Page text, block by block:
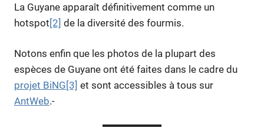
La Guyane apparaît définitivement comme un
hotspot[2] de la diversité des fourmis.
Notons enfin que les photos de la plupart des
espèces de Guyane ont été faites dans le cadre du
projet BiNG [3] et sont accessibles à tous sur
AntWeb.-